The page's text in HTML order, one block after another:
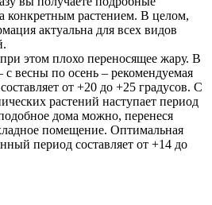
конкретным растением. В целом,
актуальна для всех видов
этом плохо переносящее жару. В
с весны по осень – рекомендуемая
от +20 до +25 градусов. С
растений наступает период
дома можно, перенеся
помещение. Оптимальная
период составляет от +14 до